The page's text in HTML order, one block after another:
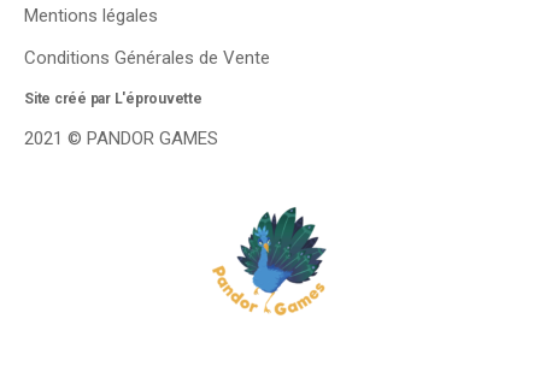
Mentions légales
Conditions Générales de Vente
Site créé par L'éprouvette
2021 © PANDOR GAMES